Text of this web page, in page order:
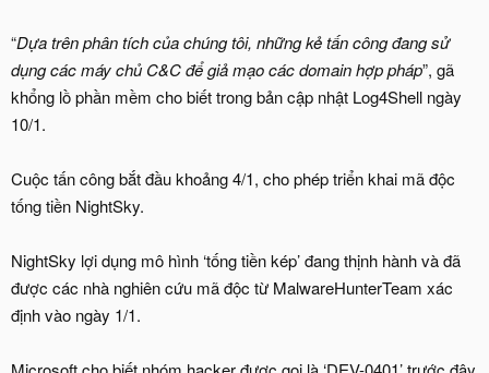
“Dựa trên phân tích của chúng tôi, những kẻ tấn công đang sử
dụng các máy chủ C&C để giả mạo các domain hợp pháp”, gã
khổng lồ phần mềm cho biết trong bản cập nhật Log4Shell ngày
10/1.
Cuộc tấn công bắt đầu khoảng 4/1, cho phép triển khai mã độc
tống tiền NightSky.
NightSky lợi dụng mô hình ‘tống tiền kép’ đang thịnh hành và đã
được các nhà nghiên cứu mã độc từ MalwareHunterTeam xác
định vào ngày 1/1.